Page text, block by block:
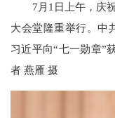
7月1日上午，庆
大会堂隆重举行。中
习近平向“七一勋章”
者 燕雁 摄